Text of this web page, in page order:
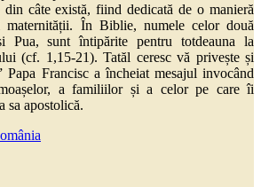
câte există, fiind dedicată de o manieră
În Biblie, numele celor două
Pua, sunt întipărite pentru totdeauna la
(cf. 1,15-21). Tatăl ceresc vă privește și
Papa Francisc a încheiat mesajul invocând
a familiilor și a celor pe care îi
sa apostolică.